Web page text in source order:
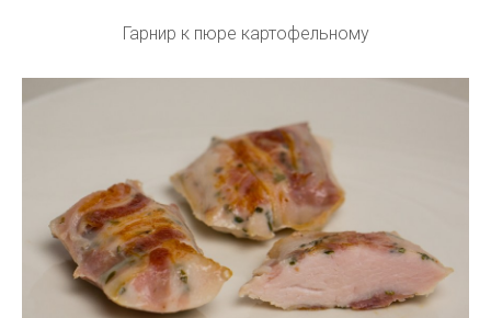
Гарнир к пюре картофельному